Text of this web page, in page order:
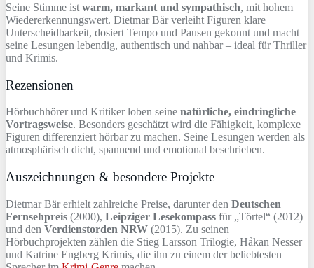
Seine Stimme ist warm, markant und sympathisch, mit hohem
Wiedererkennungswert. Dietmar Bär verleiht Figuren klare
Unterscheidbarkeit, dosiert Tempo und Pausen gekonnt und macht
seine Lesungen lebendig, authentisch und nahbar – ideal für Thriller
und Krimis.
Rezensionen
Hörbuchhörer und Kritiker loben seine natürliche, eindringliche
Vortragsweise. Besonders geschätzt wird die Fähigkeit, komplexe
Figuren differenziert hörbar zu machen. Seine Lesungen werden als
atmosphärisch dicht, spannend und emotional beschrieben.
Auszeichnungen & besondere Projekte
Dietmar Bär erhielt zahlreiche Preise, darunter den Deutschen
Fernsehpreis (2000), Leipziger Lesekompass für „Törtel“ (2012)
und den Verdienstorden NRW (2015). Zu seinen
Hörbuchprojekten zählen die Stieg Larsson Trilogie, Håkan Nesser
und Katrine Engberg Krimis, die ihn zu einem der beliebtesten